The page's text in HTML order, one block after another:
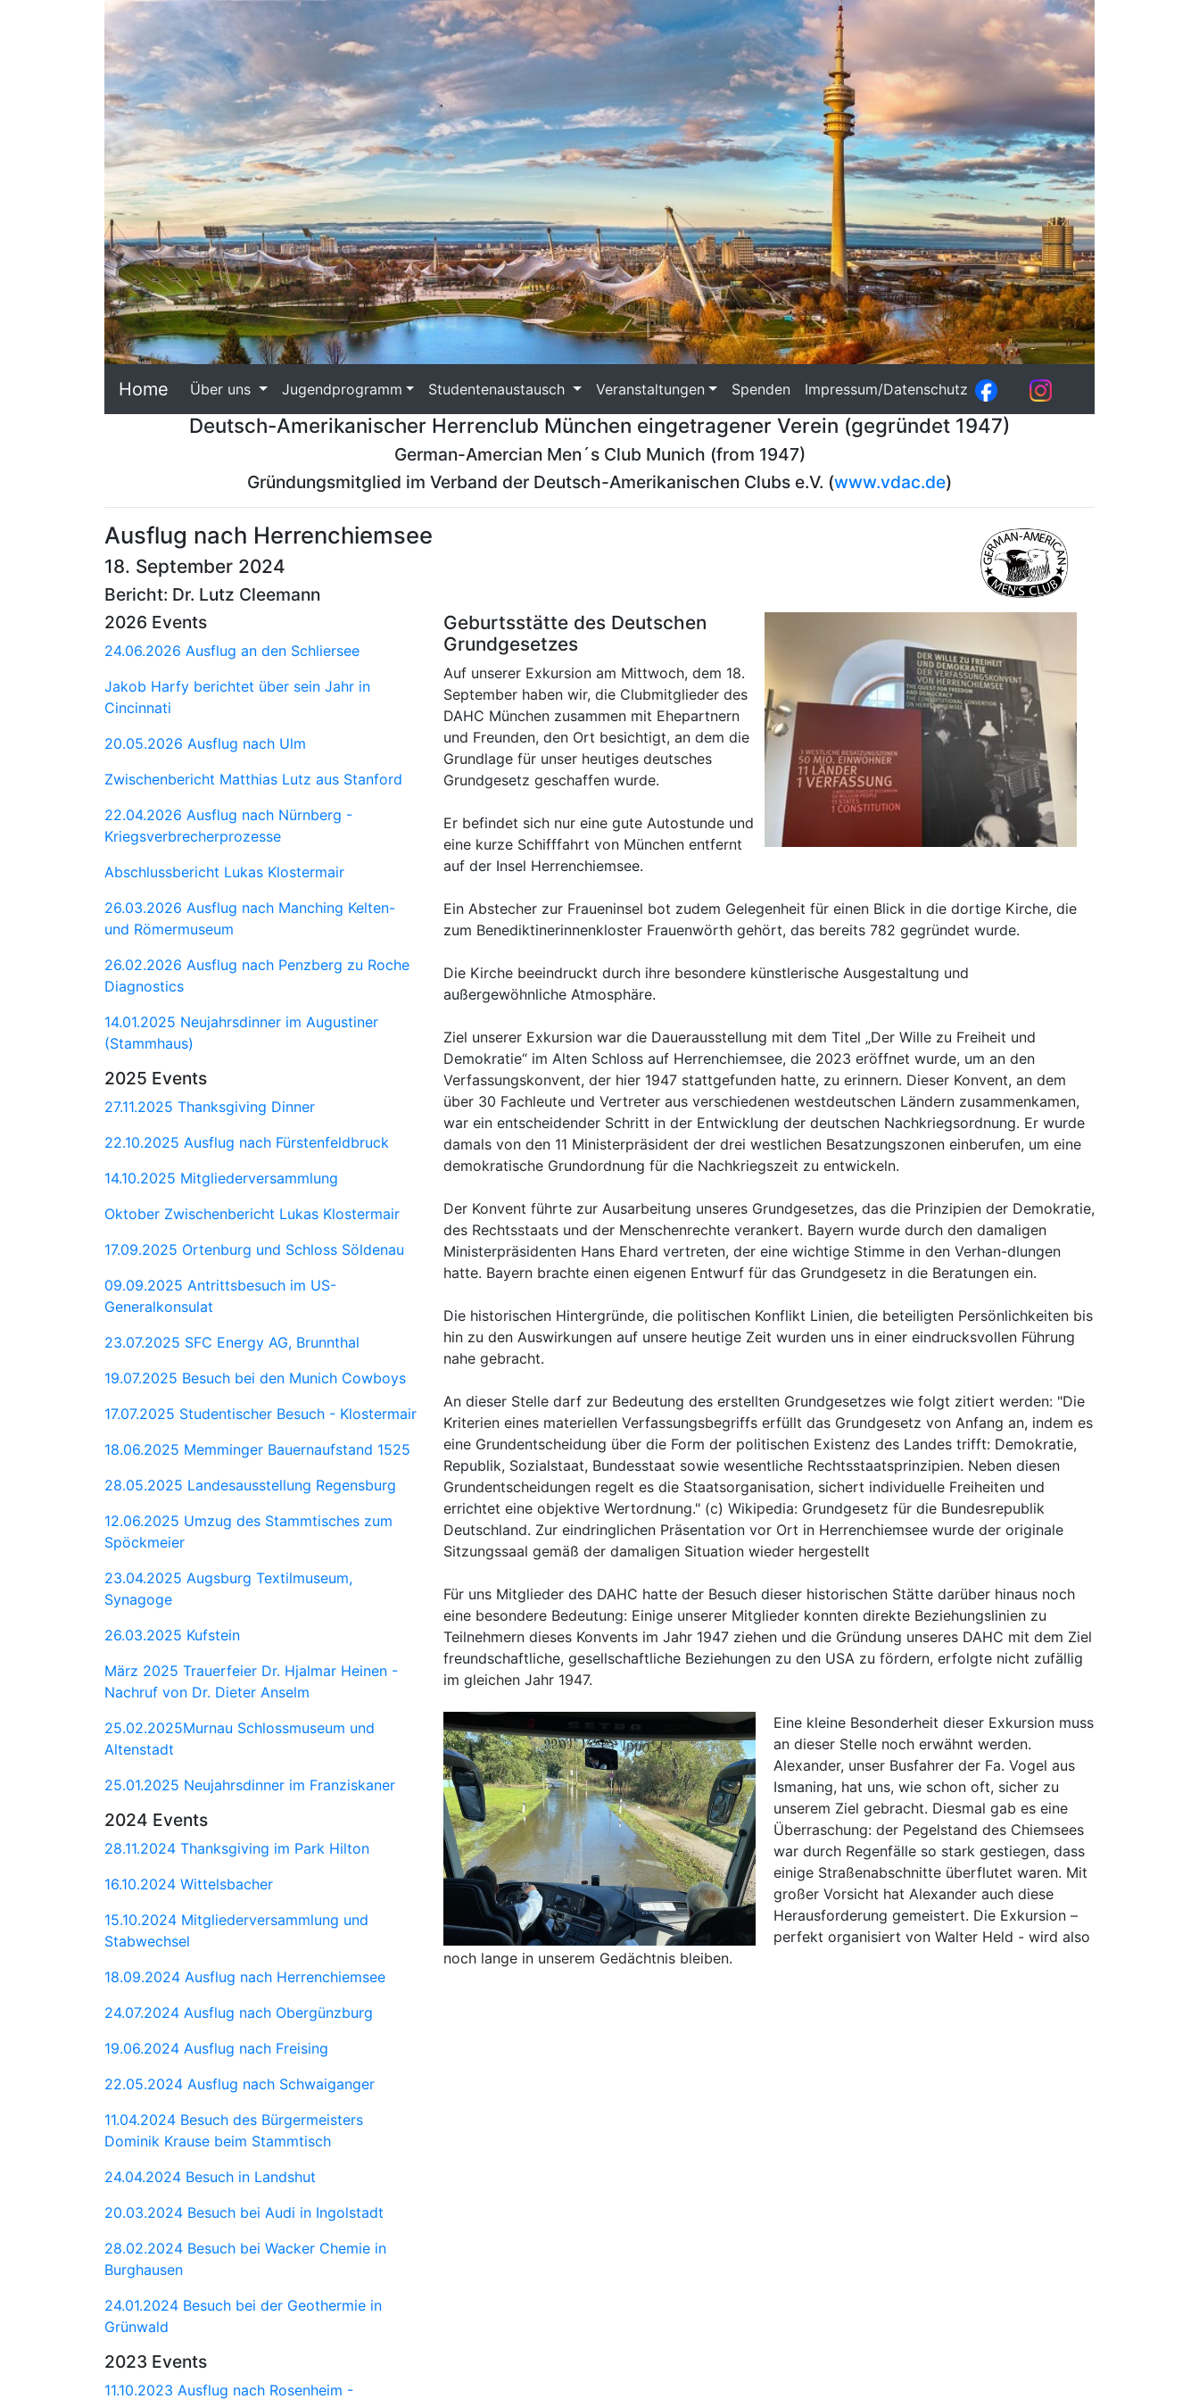
Home Über uns Jugendprogramm Studentenaustausch Veranstaltungen Spenden Impressum/Datenschutz
Deutsch-Amerikanischer Herrenclub München eingetragener Verein (gegründet 1947)
German-Amercian Men´s Club Munich (from 1947)
Gründungsmitglied im Verband der Deutsch-Amerikanischen Clubs e.V. (www.vdac.de)
Ausflug nach Herrenchiemsee
18. September 2024
Bericht: Dr. Lutz Cleemann
2026 Events
24.06.2026 Ausflug an den Schliersee
Jakob Harfy berichtet über sein Jahr in
Cincinnati
20.05.2026 Ausflug nach Ulm
Zwischenbericht Matthias Lutz aus Stanford
22.04.2026 Ausflug nach Nürnberg -
Kriegsverbrecherprozesse
Abschlussbericht Lukas Klostermair
26.03.2026 Ausflug nach Manching Kelten-
und Römermuseum
26.02.2026 Ausflug nach Penzberg zu Roche
Diagnostics
14.01.2025 Neujahrsdinner im Augustiner
(Stammhaus)
2025 Events
27.11.2025 Thanksgiving Dinner
22.10.2025 Ausflug nach Fürstenfeldbruck
14.10.2025 Mitgliederversammlung
Oktober Zwischenbericht Lukas Klostermair
17.09.2025 Ortenburg und Schloss Söldenau
09.09.2025 Antrittsbesuch im US-
Generalkonsulat
23.07.2025 SFC Energy AG, Brunnthal
19.07.2025 Besuch bei den Munich Cowboys
17.07.2025 Studentischer Besuch - Klostermair
18.06.2025 Memminger Bauernaufstand 1525
28.05.2025 Landesausstellung Regensburg
12.06.2025 Umzug des Stammtisches zum
Spöckmeier
23.04.2025 Augsburg Textilmuseum,
Synagoge
26.03.2025 Kufstein
März 2025 Trauerfeier Dr. Hjalmar Heinen -
Nachruf von Dr. Dieter Anselm
25.02.2025Murnau Schlossmuseum und
Altenstadt
25.01.2025 Neujahrsdinner im Franziskaner
2024 Events
28.11.2024 Thanksgiving im Park Hilton
16.10.2024 Wittelsbacher
15.10.2024 Mitgliederversammlung und
Stabwechsel
18.09.2024 Ausflug nach Herrenchiemsee
24.07.2024 Ausflug nach Obergünzburg
19.06.2024 Ausflug nach Freising
22.05.2024 Ausflug nach Schwaiganger
11.04.2024 Besuch des Bürgermeisters
Dominik Krause beim Stammtisch
24.04.2024 Besuch in Landshut
20.03.2024 Besuch bei Audi in Ingolstadt
28.02.2024 Besuch bei Wacker Chemie in
Burghausen
24.01.2024 Besuch bei der Geothermie in
Grünwald
2023 Events
11.10.2023 Ausflug nach Rosenheim -
Geburtsstätte des Deutschen
Grundgesetzes
Auf unserer Exkursion am Mittwoch, dem 18.
September haben wir, die Clubmitglieder des
DAHC München zusammen mit Ehepartnern
und Freunden, den Ort besichtigt, an dem die
Grundlage für unser heutiges deutsches
Grundgesetz geschaffen wurde.
Er befindet sich nur eine gute Autostunde und
eine kurze Schifffahrt von München entfernt
auf der Insel Herrenchiemsee.
Ein Abstecher zur Fraueninsel bot zudem Gelegenheit für einen Blick in die dortige Kirche, die
zum Benediktinerinnenkloster Frauenwörth gehört, das bereits 782 gegründet wurde.
Die Kirche beeindruckt durch ihre besondere künstlerische Ausgestaltung und
außergewöhnliche Atmosphäre.
Ziel unserer Exkursion war die Dauerausstellung mit dem Titel „Der Wille zu Freiheit und
Demokratie“ im Alten Schloss auf Herrenchiemsee, die 2023 eröffnet wurde, um an den
Verfassungskonvent, der hier 1947 stattgefunden hatte, zu erinnern. Dieser Konvent, an dem
über 30 Fachleute und Vertreter aus verschiedenen westdeutschen Ländern zusammenkamen,
war ein entscheidender Schritt in der Entwicklung der deutschen Nachkriegsordnung. Er wurde
damals von den 11 Ministerpräsident der drei westlichen Besatzungszonen einberufen, um eine
demokratische Grundordnung für die Nachkriegszeit zu entwickeln.
Der Konvent führte zur Ausarbeitung unseres Grundgesetzes, das die Prinzipien der Demokratie,
des Rechtsstaats und der Menschenrechte verankert. Bayern wurde durch den damaligen
Ministerpräsidenten Hans Ehard vertreten, der eine wichtige Stimme in den Verhan-dlungen
hatte. Bayern brachte einen eigenen Entwurf für das Grundgesetz in die Beratungen ein.
Die historischen Hintergründe, die politischen Konflikt Linien, die beteiligten Persönlichkeiten bis
hin zu den Auswirkungen auf unsere heutige Zeit wurden uns in einer eindrucksvollen Führung
nahe gebracht.
An dieser Stelle darf zur Bedeutung des erstellten Grundgesetzes wie folgt zitiert werden: "Die
Kriterien eines materiellen Verfassungsbegriffs erfüllt das Grundgesetz von Anfang an, indem es
eine Grundentscheidung über die Form der politischen Existenz des Landes trifft: Demokratie,
Republik, Sozialstaat, Bundesstaat sowie wesentliche Rechtsstaatsprinzipien. Neben diesen
Grundentscheidungen regelt es die Staatsorganisation, sichert individuelle Freiheiten und
errichtet eine objektive Wertordnung." (c) Wikipedia: Grundgesetz für die Bundesrepublik
Deutschland. Zur eindringlichen Präsentation vor Ort in Herrenchiemsee wurde der originale
Sitzungssaal gemäß der damaligen Situation wieder hergestellt
Für uns Mitglieder des DAHC hatte der Besuch dieser historischen Stätte darüber hinaus noch
eine besondere Bedeutung: Einige unserer Mitglieder konnten direkte Beziehungslinien zu
Teilnehmern dieses Konvents im Jahr 1947 ziehen und die Gründung unseres DAHC mit dem Ziel
freundschaftliche, gesellschaftliche Beziehungen zu den USA zu fördern, erfolgte nicht zufällig
im gleichen Jahr 1947.
Eine kleine Besonderheit dieser Exkursion muss
an dieser Stelle noch erwähnt werden.
Alexander, unser Busfahrer der Fa. Vogel aus
Ismaning, hat uns, wie schon oft, sicher zu
unserem Ziel gebracht. Diesmal gab es eine
Überraschung: der Pegelstand des Chiemsees
war durch Regenfälle so stark gestiegen, dass
einige Straßenabschnitte überflutet waren. Mit
großer Vorsicht hat Alexander auch diese
Herausforderung gemeistert. Die Exkursion –
perfekt organisiert von Walter Held - wird also
noch lange in unserem Gedächtnis bleiben.